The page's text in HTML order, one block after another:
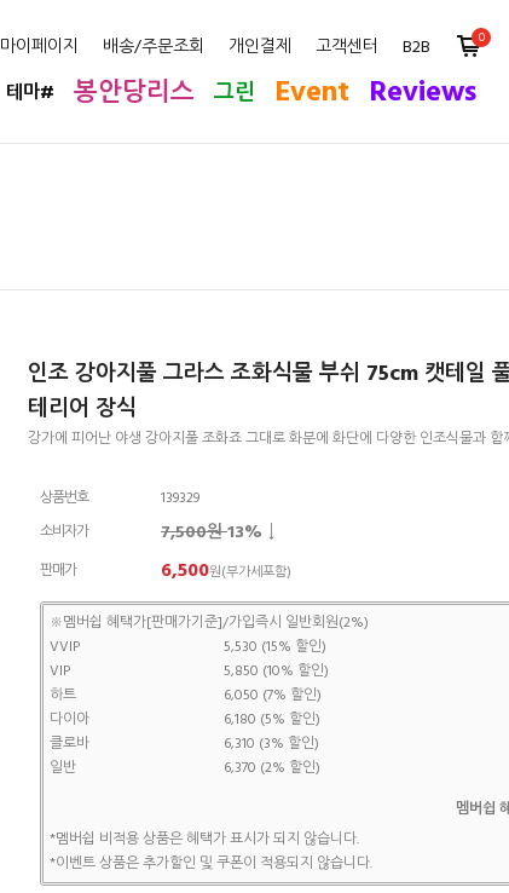
마이페이지 배송/주문조회 개인결제 고객센터 B2B 0
테마# 봉안당리스 그린 Event Reviews
인조 강아지풀 그라스 조화식물 부쉬 75cm 캣테일
테리어 장식
강가에 피어난 야생 강아지풀 조화죠 그대로 화분에 화단에 다양한 인조식물과
상품번호
139329
소비자가
7,500원13% ↓
판매가 6,500원(부가세포함)
※멤버쉽 혜택가[판매가기준]/가입즉시 일반회원(2%)
VVIP
5,530 (15% 할인)
VIP
5,850 (10% 할인)
하트
6,050 (7% 할인)
다이아
6,180 (5% 할인)
클로바
6,310 (3% 할인)
일반
6,370 (2% 할인)
멤버쉽
*멤버쉽 비적용 상품은 혜택가 표시가 되지 않습니다.
*이벤트 상품은 추가할인 및 쿠폰이 적용되지 않습니다.